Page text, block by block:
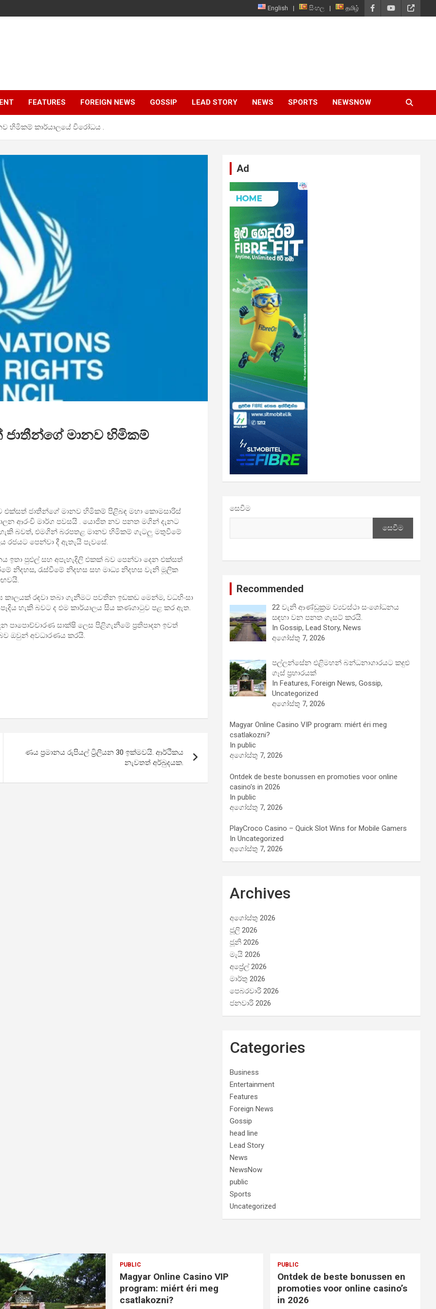
English සිංහල தமிழ்
FEATURES FOREIGN NEWS GOSSIP LEAD STORY NEWS SPORTS NEWSNOW
හිමිකම් කාර්යාලයේ විරෝධය .
මානව හිමිකම්
එක්සත් ජාතීන්ගේ මානව හිමිකම් පිළිබඳ මහා කොමසාරිස්
ආරංචි මාර්ග පවසයි . යොජිත නව පනත මගින් දැනට
බවත්, එමගින් බරපතළ මානව හිමිකම් ගැටලු මතුවීමේ
පෙන්වා දී ඇතැයි පැවසේ.
ඉතා පුළුල් සහ අපැහැදිලි එකක් බව පෙන්වා දෙන එක්සත්
නිදහස, රැස්වීමේ නිදහස සහ මාධ්‍ය නිදහස වැනි මූලික
රඳවා තබා ගැනීමට පවතින ඉඩකඩ මෙන්ම, වධහිංසා
හැකි බවට ද එම කාර්යාලය සිය කණගාටුව පළ කර ඇත.
සාක්ෂි ලෙස පිළිගැනීමේ ප්‍රතිපාදන ඉවත්
ඔවුන් අවධාරණය කරයි.
ණය ප්‍රමානය රුපියල් ට්‍රිලියන 30 ඉක්මවයි. ආර්ථිකය
නැවතත් අර්බුදයක.
Ad
සෙවීම
සෙවීම
Recommended
22 වැනි ආණ්ඩුක්‍රම ව්‍යවස්ථා සංශෝධනය
සඳහා වන පනත ගැසට් කරයි.
In Gossip, Lead Story, News
අගෝස්තු 7, 2026
පල්ලන්සේන එළිමහන් බන්ධනාගාරයට කදුළු
ගෑස් ප්‍රහාරයක්
In Features, Foreign News, Gossip,
Uncategorized
අගෝස්තු 7, 2026
Magyar Online Casino VIP program: miért éri meg
csatlakozni?
In public
අගෝස්තු 7, 2026
Ontdek de beste bonussen en promoties voor online
casino’s in 2026
In public
අගෝස්තු 7, 2026
PlayCroco Casino – Quick Slot Wins for Mobile Gamers
In Uncategorized
අගෝස්තු 7, 2026
Archives
අගෝස්තු 2026
ජූලි 2026
ජූනි 2026
මැයි 2026
අප්‍රේල් 2026
මාර්තු 2026
පෙබරවාරි 2026
ජනවාරි 2026
Categories
Business
Entertainment
Features
Foreign News
Gossip
head line
Lead Story
News
NewsNow
public
Sports
Uncategorized
PUBLIC
Magyar Online Casino VIP
program: miért éri meg
csatlakozni?
PUBLIC
Ontdek de beste bonussen en
promoties voor online casino’s
in 2026